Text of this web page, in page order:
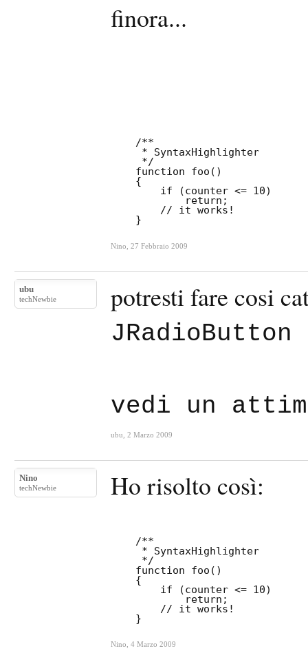
finora...
    /**
     * SyntaxHighlighter
     */
    function foo()
    {
        if (counter <= 10)
            return;
        // it works!
Nino 27 Febbraio 2009
ubu
techNewbie potresti fare cosi
vedi un
ubu 2 Marzo 2009
Nino
techNewbie Ho risolto così:
    /**
     * SyntaxHighlighter
     */
    function foo()
    {
        if (counter <= 10)
            return;
        // it works!
Nino 4 Marzo 2009